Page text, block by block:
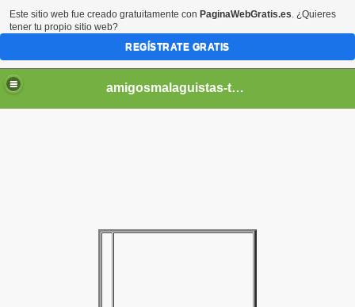
amigosmalaguistas-temporadas
Este sitio web fue creado gratuitamente con PaginaWebGratis.es. ¿Quieres
tener tu propio sitio web?
REGÍSTRATE GRATIS